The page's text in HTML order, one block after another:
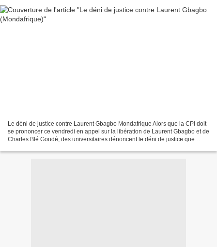
Le déni de justice contre Laurent Gbagbo Mondafrique Alors que la CPI doit
se prononcer ce vendredi en appel sur la libération de Laurent Gbagbo et de
Charles Blé Goudé, des universitaires dénoncent le déni de justice que